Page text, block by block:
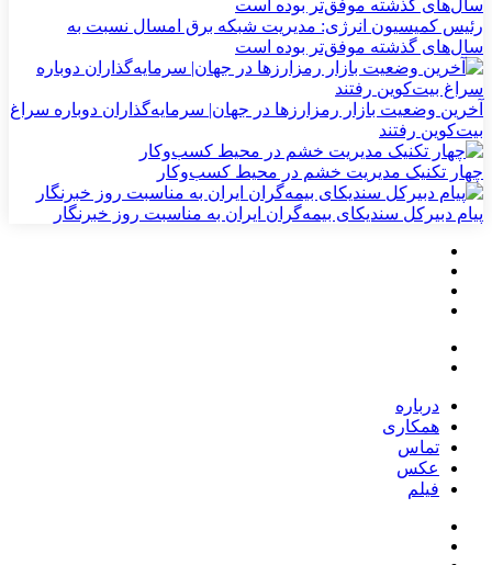
رئیس کمیسیون انرژی: مدیریت شبکه برق امسال نسبت به
سال‌های گذشته موفق‌تر بوده است
آخرین وضعیت بازار رمزارزها در جهان| سرمایه‌گذاران دوباره سراغ
بیت‌کوین رفتند
چهار تکنیک مدیریت خشم در محیط کسب‌وکار
پیام دبیرکل سندیکای بیمه‌گران ایران به مناسبت روز خبرنگار
درباره
همکاری
تماس
عکس
فیلم